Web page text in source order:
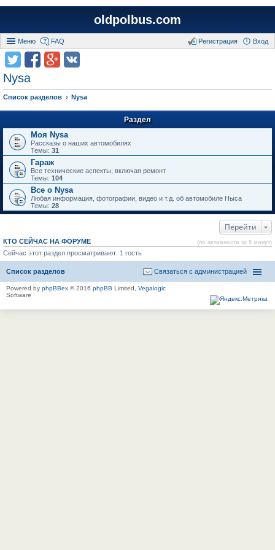
oldpolbus.com
Меню FAQ Вход
Регистрация
Nysa
Список разделов Nysa
Раздел
Моя Nysa
Рассказы о наших автомобилях
Темы: 31
Гараж
Все технические аспекты, включая ремонт
Темы: 104
Все о Nysa
Любая информация, фотографии, видео и т.д. об автомобиле Ныса
Темы: 28
Перейти
КТО СЕЙЧАС НА ФОРУМЕ (по активности за 5 минут)
Сейчас этот раздел просматривают: 1 гость
Список разделов Связаться с администрацией
Powered by phpBBex © 2016 phpBB Limited, Vegalogic
Software